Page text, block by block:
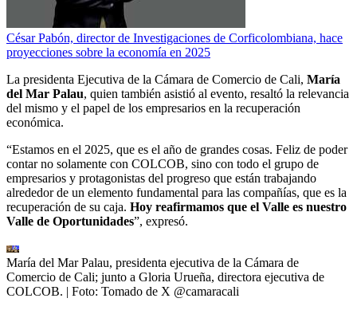
César Pabón, director de Investigaciones de Corficolombiana, hace
proyecciones sobre la economía en 2025
La presidenta Ejecutiva de la Cámara de Comercio de Cali, María
del Mar Palau, quien también asistió al evento, resaltó la relevancia
del mismo y el papel de los empresarios en la recuperación
económica.
“Estamos en el 2025, que es el año de grandes cosas. Feliz de poder
contar no solamente con COLCOB, sino con todo el grupo de
empresarios y protagonistas del progreso que están trabajando
alrededor de un elemento fundamental para las compañías, que es la
recuperación de su caja. Hoy reafirmamos que el Valle es nuestro
Valle de Oportunidades”, expresó.
María del Mar Palau, presidenta ejecutiva de la Cámara de
Comercio de Cali; junto a Gloria Urueña, directora ejecutiva de
COLCOB. | Foto: Tomado de X @camaracali